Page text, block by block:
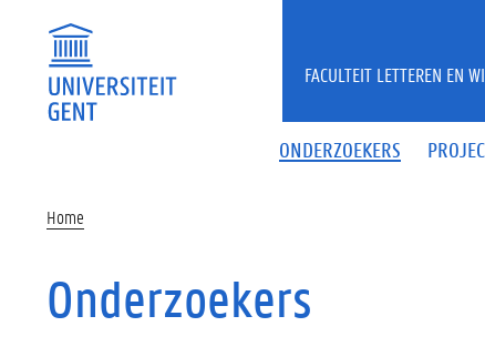
ONDERZOEKERS
FACULTEIT LETTEREN EN
Home
Onderzoekers